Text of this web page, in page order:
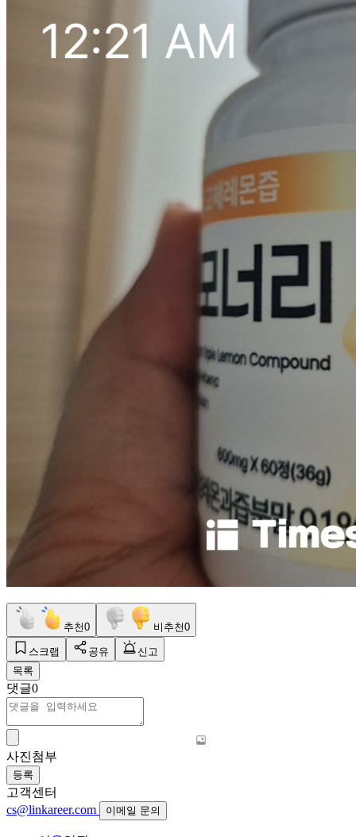
추천0 비추천0
스크랩 공유
신고
목록
댓글0
사진첨부
등록
고객센터
cs@linkareer.com
이메일 문의